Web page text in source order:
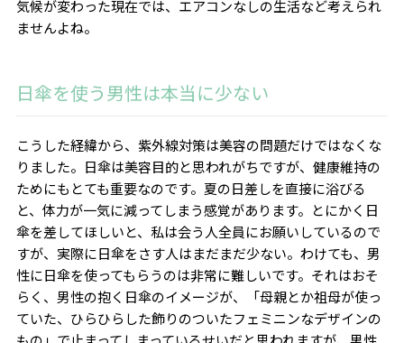
気候が変わった現在では、エアコンなしの生活など考えられ
ませんよね。
日傘を使う男性は本当に少ない
こうした経緯から、紫外線対策は美容の問題だけではなくな
りました。日傘は美容目的と思われがちですが、健康維持の
ためにもとても重要なのです。夏の日差しを直接に浴びる
と、体力が一気に減ってしまう感覚があります。とにかく日
傘を差してほしいと、私は会う人全員にお願いしているので
すが、実際に日傘をさす人はまだまだ少ない。わけても、男
性に日傘を使ってもらうのは非常に難しいです。それはおそ
らく、男性の抱く日傘のイメージが、「母親とか祖母が使っ
ていた、ひらひらした飾りのついたフェミニンなデザインの